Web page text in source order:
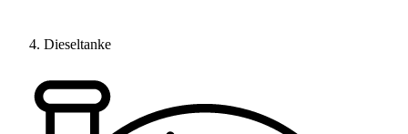
Dieseltanke